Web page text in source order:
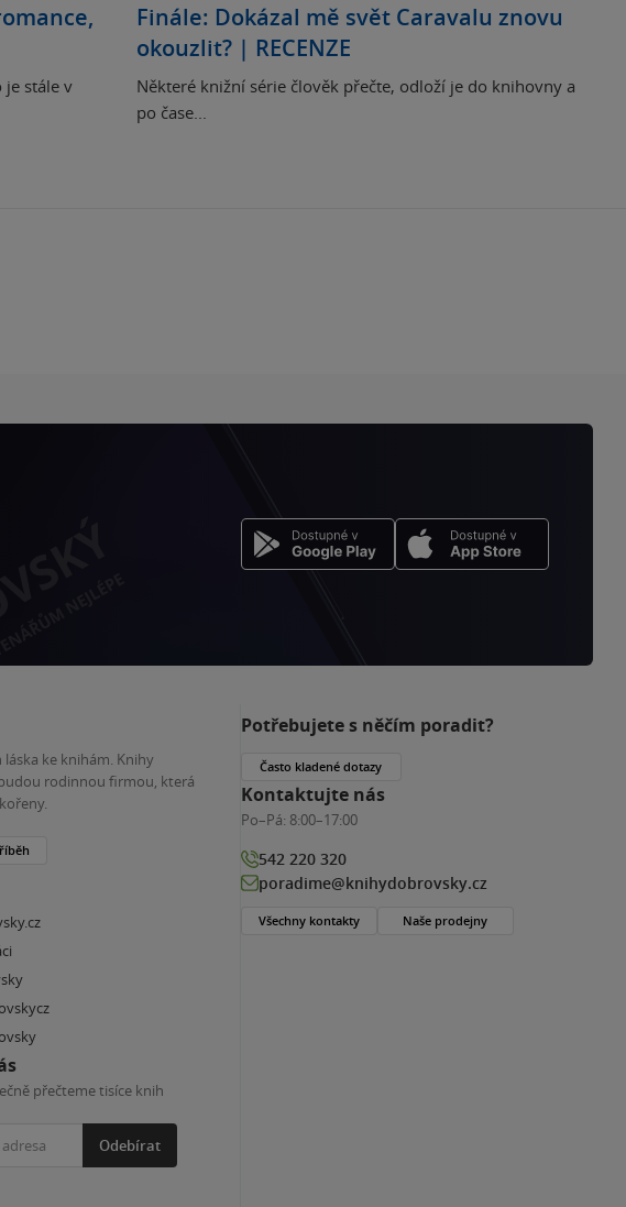
je stále v
Finále: Dokázal mě svět Caravalu znovu
okouzlit? | RECENZE
Některé knižní série člověk přečte, odloží je do knihovny a
po čase...
láska ke knihám. Knihy
rodinnou firmou, která
přečteme tisíce knih
Odebírat
Potřebujete s něčím poradit?
Často kladené dotazy
Kontaktujte nás
Po–Pá: 8:00–17:00
542 220 320
poradime@knihydobrovsky.cz
Všechny kontakty Naše prodejny